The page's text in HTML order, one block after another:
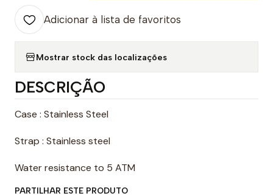
Adicionar à lista de favoritos
Mostrar stock das localizações
DESCRIÇÃO
Case : Stainless Steel
Strap : Stainless steel
Water resistance to 5 ATM
PARTILHAR ESTE PRODUTO